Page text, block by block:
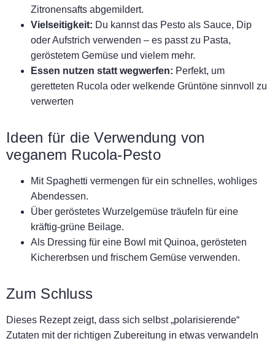
Zitronensafts abgemildert.
Vielseitigkeit: Du kannst das Pesto als Sauce, Dip
oder Aufstrich verwenden – es passt zu Pasta,
geröstetem Gemüse und vielem mehr.
Essen nutzen statt wegwerfen: Perfekt, um
geretteten Rucola oder welkende Grüntöne sinnvoll zu
verwerten
Ideen für die Verwendung von
veganem Rucola-Pesto
Mit Spaghetti vermengen für ein schnelles, wohliges
Abendessen.
Über geröstetes Wurzelgemüse träufeln für eine
kräftig-grüne Beilage.
Als Dressing für eine Bowl mit Quinoa, gerösteten
Kichererbsen und frischem Gemüse verwenden.
Zum Schluss
Dieses Rezept zeigt, dass sich selbst „polarisierende“
Zutaten mit der richtigen Zubereitung in etwas verwandeln